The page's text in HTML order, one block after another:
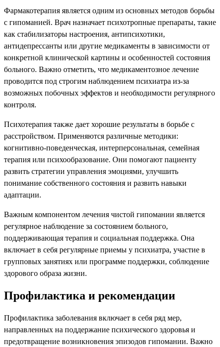
Фармакотерапия является одним из основных методов борьбы
с гипоманией. Врач назначает психотропные препараты, такие
как стабилизаторы настроения, антипсихотики,
антидепрессанты или другие медикаменты в зависимости от
конкретной клинической картины и особенностей состояния
больного. Важно отметить, что медикаментозное лечение
проводится под строгим наблюдением психиатра из-за
возможных побочных эффектов и необходимости регулярного
контроля.
Психотерапия также дает хорошие результаты в борьбе с
расстройством. Применяются различные методики:
когнитивно-поведенческая, интерперсональная, семейная
терапия или психообразование. Они помогают пациенту
развить стратегии управления эмоциями, улучшить
понимание собственного состояния и развить навыки
адаптации.
Важным компонентом лечения чистой гипомании является
регулярное наблюдение за состоянием больного,
поддерживающая терапия и социальная поддержка. Она
включает в себя регулярные приемы у психиатра, участие в
групповых занятиях или программе поддержки, соблюдение
здорового образа жизни.
Профилактика и рекомендации
Профилактика заболевания включает в себя ряд мер,
направленных на поддержание психического здоровья и
предотвращение возникновения эпизодов гипомании. Важно